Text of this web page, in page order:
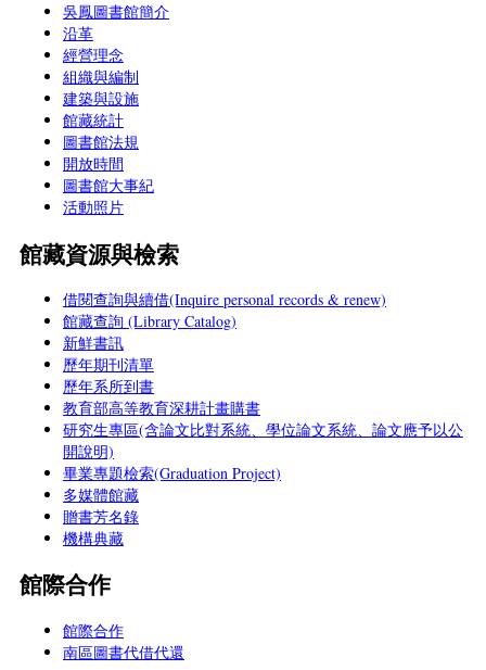
吳鳳圖書館簡介
沿革
經營理念
組織與編制
建築與設施
館藏統計
圖書館法規
開放時間
圖書館大事紀
活動照片
館藏資源與檢索
借閱查詢與續借(Inquire personal records & renew)
館藏查詢 (Library Catalog)
新鮮書訊
歷年期刊清單
歷年系所到書
教育部高等教育深耕計畫購書
研究生專區(含論文比對系統、學位論文系統、論文應予以公
開說明)
畢業專題檢索(Graduation Project)
多媒體館藏
贈書芳名錄
機構典藏
館際合作
館際合作
南區圖書代借代還